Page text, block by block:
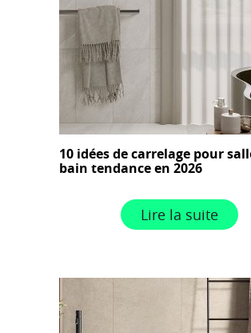
10 idées de carrelage pour
bain tendance en 2026
Lire la suite